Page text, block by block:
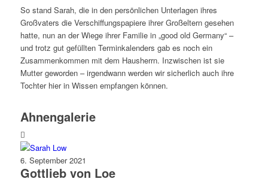
So stand Sarah, die in den persönlichen Unterlagen ihres
Großvaters die Verschiffungspapiere ihrer Großeltern gesehen
hatte, nun an der Wiege ihrer Familie in „good old Germany“ –
und trotz gut gefüllten Terminkalenders gab es noch ein
Zusammenkommen mit dem Hausherrn. Inzwischen ist sie
Mutter geworden – irgendwann werden wir sicherlich auch ihre
Tochter hier in Wissen empfangen können.
Ahnengalerie
6. September 2021
Gottlieb von Loe